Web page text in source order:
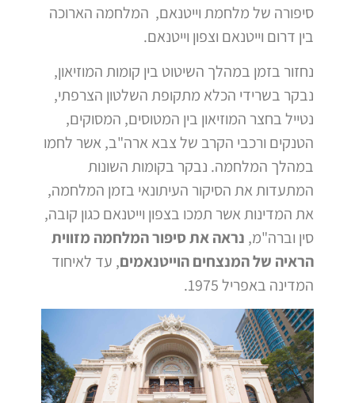
סיפורה של מלחמת וייטנאם, המלחמה הארוכה
בין דרום וייטנאם וצפון וייטנאם.
נחזור בזמן במהלך השיטוט בין קומות המוזיאון,
נבקר בשרידי הכלא מתקופת השלטון הצרפתי,
נטייל בחצר המוזיאון בין המטוסים, המסוקים,
הטנקים ורכבי הקרב של צבא ארה"ב, אשר לחמו
במהלך המלחמה. נבקר בקומות השונות
המתעדות את הסיקור העיתונאי בזמן המלחמה,
את המדינות אשר תמכו בצפון וייטנאם כגון קובה,
סין וברה"מ, נראה את סיפור המלחמה מזווית
הראיה של המנצחים הוייטנאמים, עד לאיחוד
המדינה באפריל 1975.